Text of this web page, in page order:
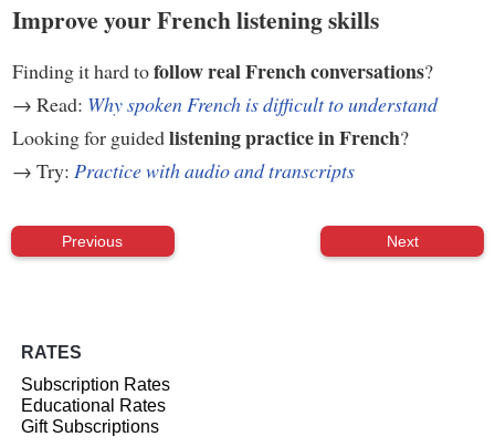
Improve your French listening skills
Finding it hard tofollow real French conversations?
→ Read: Why spoken French is difficult to understand
Looking for guidedlistening practice in French?
→ Try: Practice with audio and transcripts
Previous Next
RATES
Subscription Rates
Educational Rates
Gift Subscriptions